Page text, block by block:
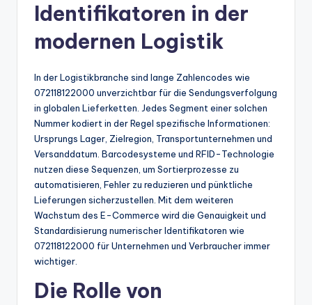
Identifikatoren in der
modernen Logistik
In der Logistikbranche sind lange Zahlencodes wie
072118122000 unverzichtbar für die Sendungsverfolgung
in globalen Lieferketten. Jedes Segment einer solchen
Nummer kodiert in der Regel spezifische Informationen:
Ursprungs Lager, Zielregion, Transportunternehmen und
Versanddatum. Barcodesysteme und RFID-Technologie
nutzen diese Sequenzen, um Sortierprozesse zu
automatisieren, Fehler zu reduzieren und pünktliche
Lieferungen sicherzustellen. Mit dem weiteren
Wachstum des E-Commerce wird die Genauigkeit und
Standardisierung numerischer Identifikatoren wie
072118122000 für Unternehmen und Verbraucher immer
wichtiger.
Die Rolle von